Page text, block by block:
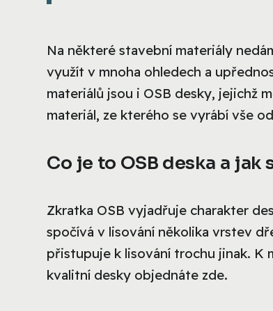
Na některé stavební materiály
využít v mnoha ohledech a
materiálů jsou i OSB desky, jejichž
materiál, ze kterého se vyrábí vše
Co je to OSB deska a jak
Zkratka OSB vyjadřuje charakter
spočívá v lisování několika vrstev
přistupuje k lisování trochu jinak. K
kvalitní desky objednáte zde.